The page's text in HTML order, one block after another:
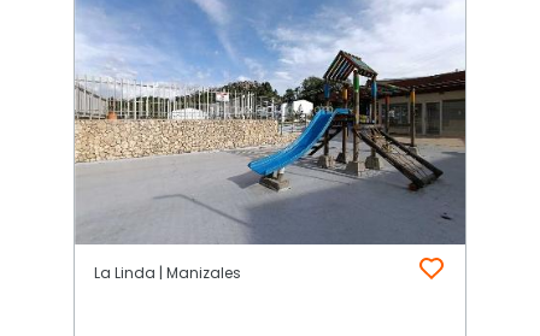
La Linda | Manizales